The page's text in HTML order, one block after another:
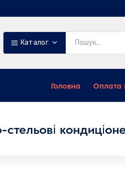
Каталог
Головна Оплата
стельові